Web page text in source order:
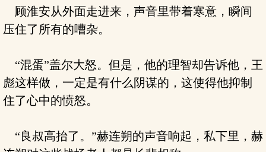
顾淮安从外面走进来，声音里带着寒意，瞬间
压住了所有的嘈杂。
“混蛋”盖尔大怒。但是，他的理智却告诉他，王
彪这样做，一定是有什么阴谋的，这使得他抑制
住了心中的愤怒。
“良叔高抬了。”赫连朔的声音响起，私下里，赫